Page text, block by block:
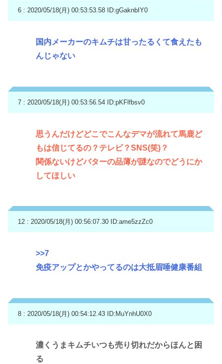
6 : 2020/05/18(月) 00:53:53.58 ID:gGaknbIY0
国内メーカーのキムチは甘ったるくて食えたも
んじゃない
7 : 2020/05/18(月) 00:53:56.54 ID:pKFlfbsv0
思うんだけどどこでこんなデマが流れて馬鹿ど
もは信じてるの？テレビ？SNS(笑)？
関係ないけどバターの品薄が謎なのでどうにか
してほしい
12 : 2020/05/18(月) 00:56:07.30 ID:ame5zzZc0
>>7
免疫アップとかやってるのは大抵眉唾健康番組
8 : 2020/05/18(月) 00:54:12.43 ID:MuYnhU0X0
濃くうまキムチいつも売り切れだからほんと困
る